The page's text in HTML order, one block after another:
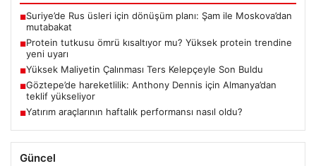
■Suriye’de Rus üsleri için dönüşüm planı: Şam ile Moskova’dan
mutabakat
■Protein tutkusu ömrü kısaltıyor mu? Yüksek protein trendine
yeni uyarı
■Yüksek Maliyetin Çalınması Ters Kelepçeyle Son Buldu
■Göztepe’de hareketlilik: Anthony Dennis için Almanya’dan
teklif yükseliyor
■Yatırım araçlarının haftalık performansı nasıl oldu?
Güncel